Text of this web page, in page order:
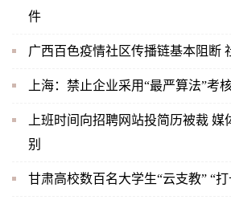
件
广西百色疫情社区传播链基本阻断
上海：禁止企业采用“最严算法”考
上班时间向招聘网站投简历被裁
别
甘肃高校数百名大学生“云支教” “